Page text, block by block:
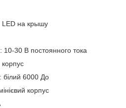
LED на крышу
30 В постоянного тока
білий 6000 До
корпус